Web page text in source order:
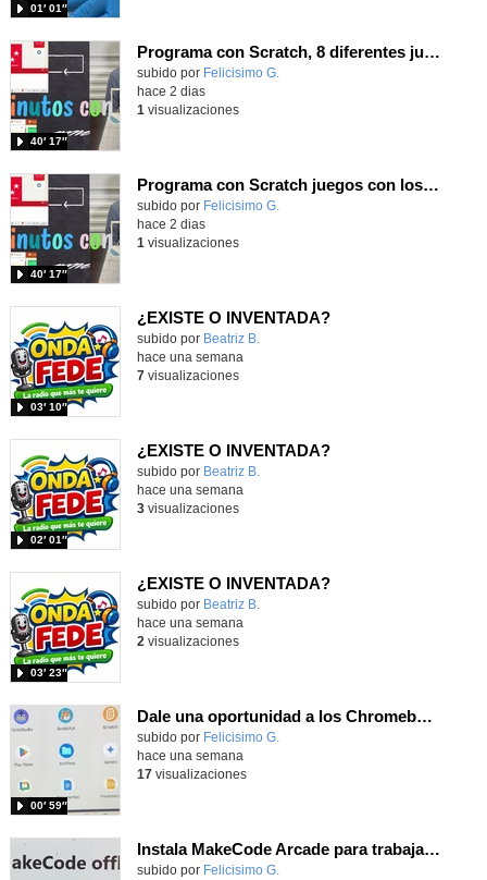
01′ 01″
Programa con Scratch, 8 diferentes juegos para vivir la emoción de los partidos de España en el mundial 2026
Contenido educativo.
subido por Felicisimo G.
40′ 17″
hace 2 dias
1 visualizaciones
Programa con Scratch juegos con los partidos del mundial 2026 ganados por España
Contenido educativo.
subido por Felicisimo G.
40′ 17″
hace 2 dias
1 visualizaciones
¿EXISTE O INVENTADA?
Contenido educativo.
subido por Beatriz B.
03′ 10″
hace una semana
7visualizaciones
¿EXISTE O INVENTADA?
Contenido educativo.
subido por Beatriz B.
02′ 01″
hace una semana
3visualizaciones
¿EXISTE O INVENTADA?
Contenido educativo.
subido por Beatriz B.
03′ 23″
hace una semana
2 visualizaciones
Dale una oportunidad a los Chromebooks y utiliza un proyector para realizar talleres si no tienes pantallas táctiles
Contenido educativo.
subido por Felicisimo G.
00′ 59″
hace una semana
17visualizaciones
Instala MakeCode Arcade para trabajar offline en tu tablet, ordenador, Chromebook
Contenido educativo.
subido por Felicisimo G.